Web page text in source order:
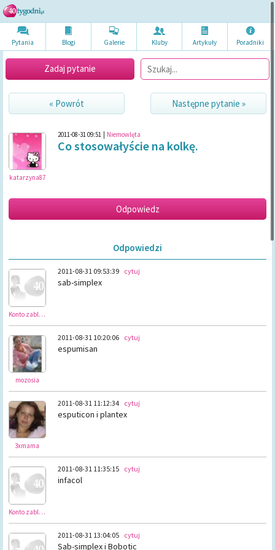
Pytania Blogi Galerie Kluby Artykuły Poradniki
Zadaj pytanie
« Powrót Następne pytanie »
katarzyna87
2011-08-31 09:51 Niemowlęta
Co stosowałyście na kolkę.
Odpowiedzi
Konto zablokowane
2011-08-31 09:53:39 cytuj
sab-simplex
mozosia
2011-08-31 10:20:06 cytuj
espumisan
3xmama
2011-08-31 11:12:34 cytuj
esputicon i plantex
Konto zablokowane
2011-08-31 11:35:15 cytuj
infacol
2011-08-31 13:04:05 cytuj
Sab-simplex i Bobotic